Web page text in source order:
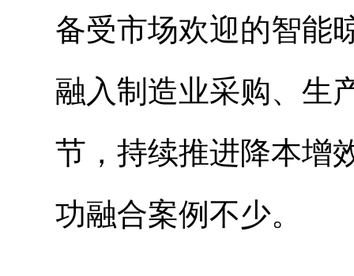
备受市场欢迎的智能
融入制造业采购、生
节，持续推进降本
功融合案例不少。